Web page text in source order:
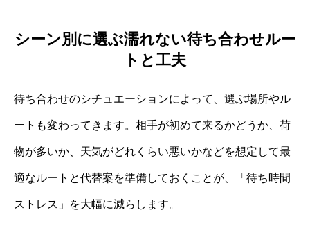
シーン別に選ぶ濡れない待ち合わせルー
トと工夫
待ち合わせのシチュエーションによって、選ぶ場所やル
ートも変わってきます。相手が初めて来るかどうか、荷
物が多いか、天気がどれくらい悪いかなどを想定して最
適なルートと代替案を準備しておくことが、「待ち時間
ストレス」を大幅に減らします。